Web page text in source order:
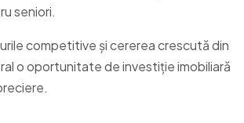
seniori.
competitive și cererea crescută din
o oportunitate de investiție imobiliară